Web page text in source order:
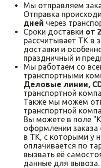
Мы отправляем
Отправка
дней через
Сроки доставки от
рассчитывает ТК в
доставки и
праздничный и
Мы работаем со
транспортными
Деловые линии,
транспортной
Также мы можем
транспортной
Вы можете в поле
оформлении заказа
в ТК, с которыми у
оплачивается по
вызвать её
данные для вывоза.